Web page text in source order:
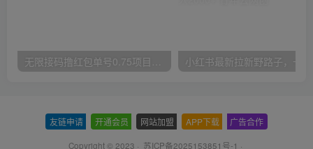
无限接码撸红包单号0.75项目无偿分享给你【揭秘】
友链申请 开通会员 网站加盟 APP下载 广告合作
Copyright © 2023 · 苏ICP备2025153851号-1 ·